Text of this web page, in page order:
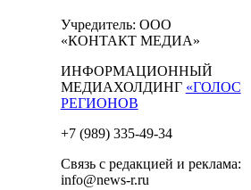
Учредитель: ООО
«КОНТАКТ МЕДИА»
ИНФОРМАЦИОННЫЙ
МЕДИАХОЛДИНГ «ГОЛОС
РЕГИОНОВ
+7 (989) 335-49-34
Связь с редакцией и реклама:
info@news-r.ru